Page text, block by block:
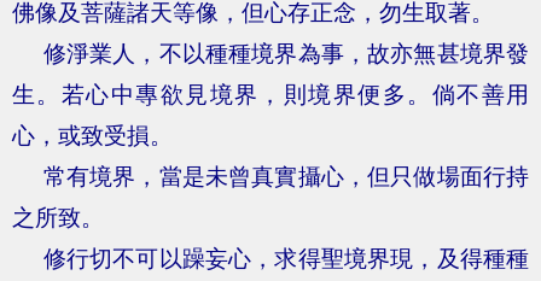
佛像及菩薩諸天等像，但心存正念，勿生取著。
修淨業人，不以種種境界為事，故亦無甚境界發
生。若心中專欲見境界，則境界便多。倘不善用
心，或致受損。
常有境界，當是未曾真實攝心，但只做場面行持
之所致。
修行切不可以躁妄心，求得聖境界現，及得種種